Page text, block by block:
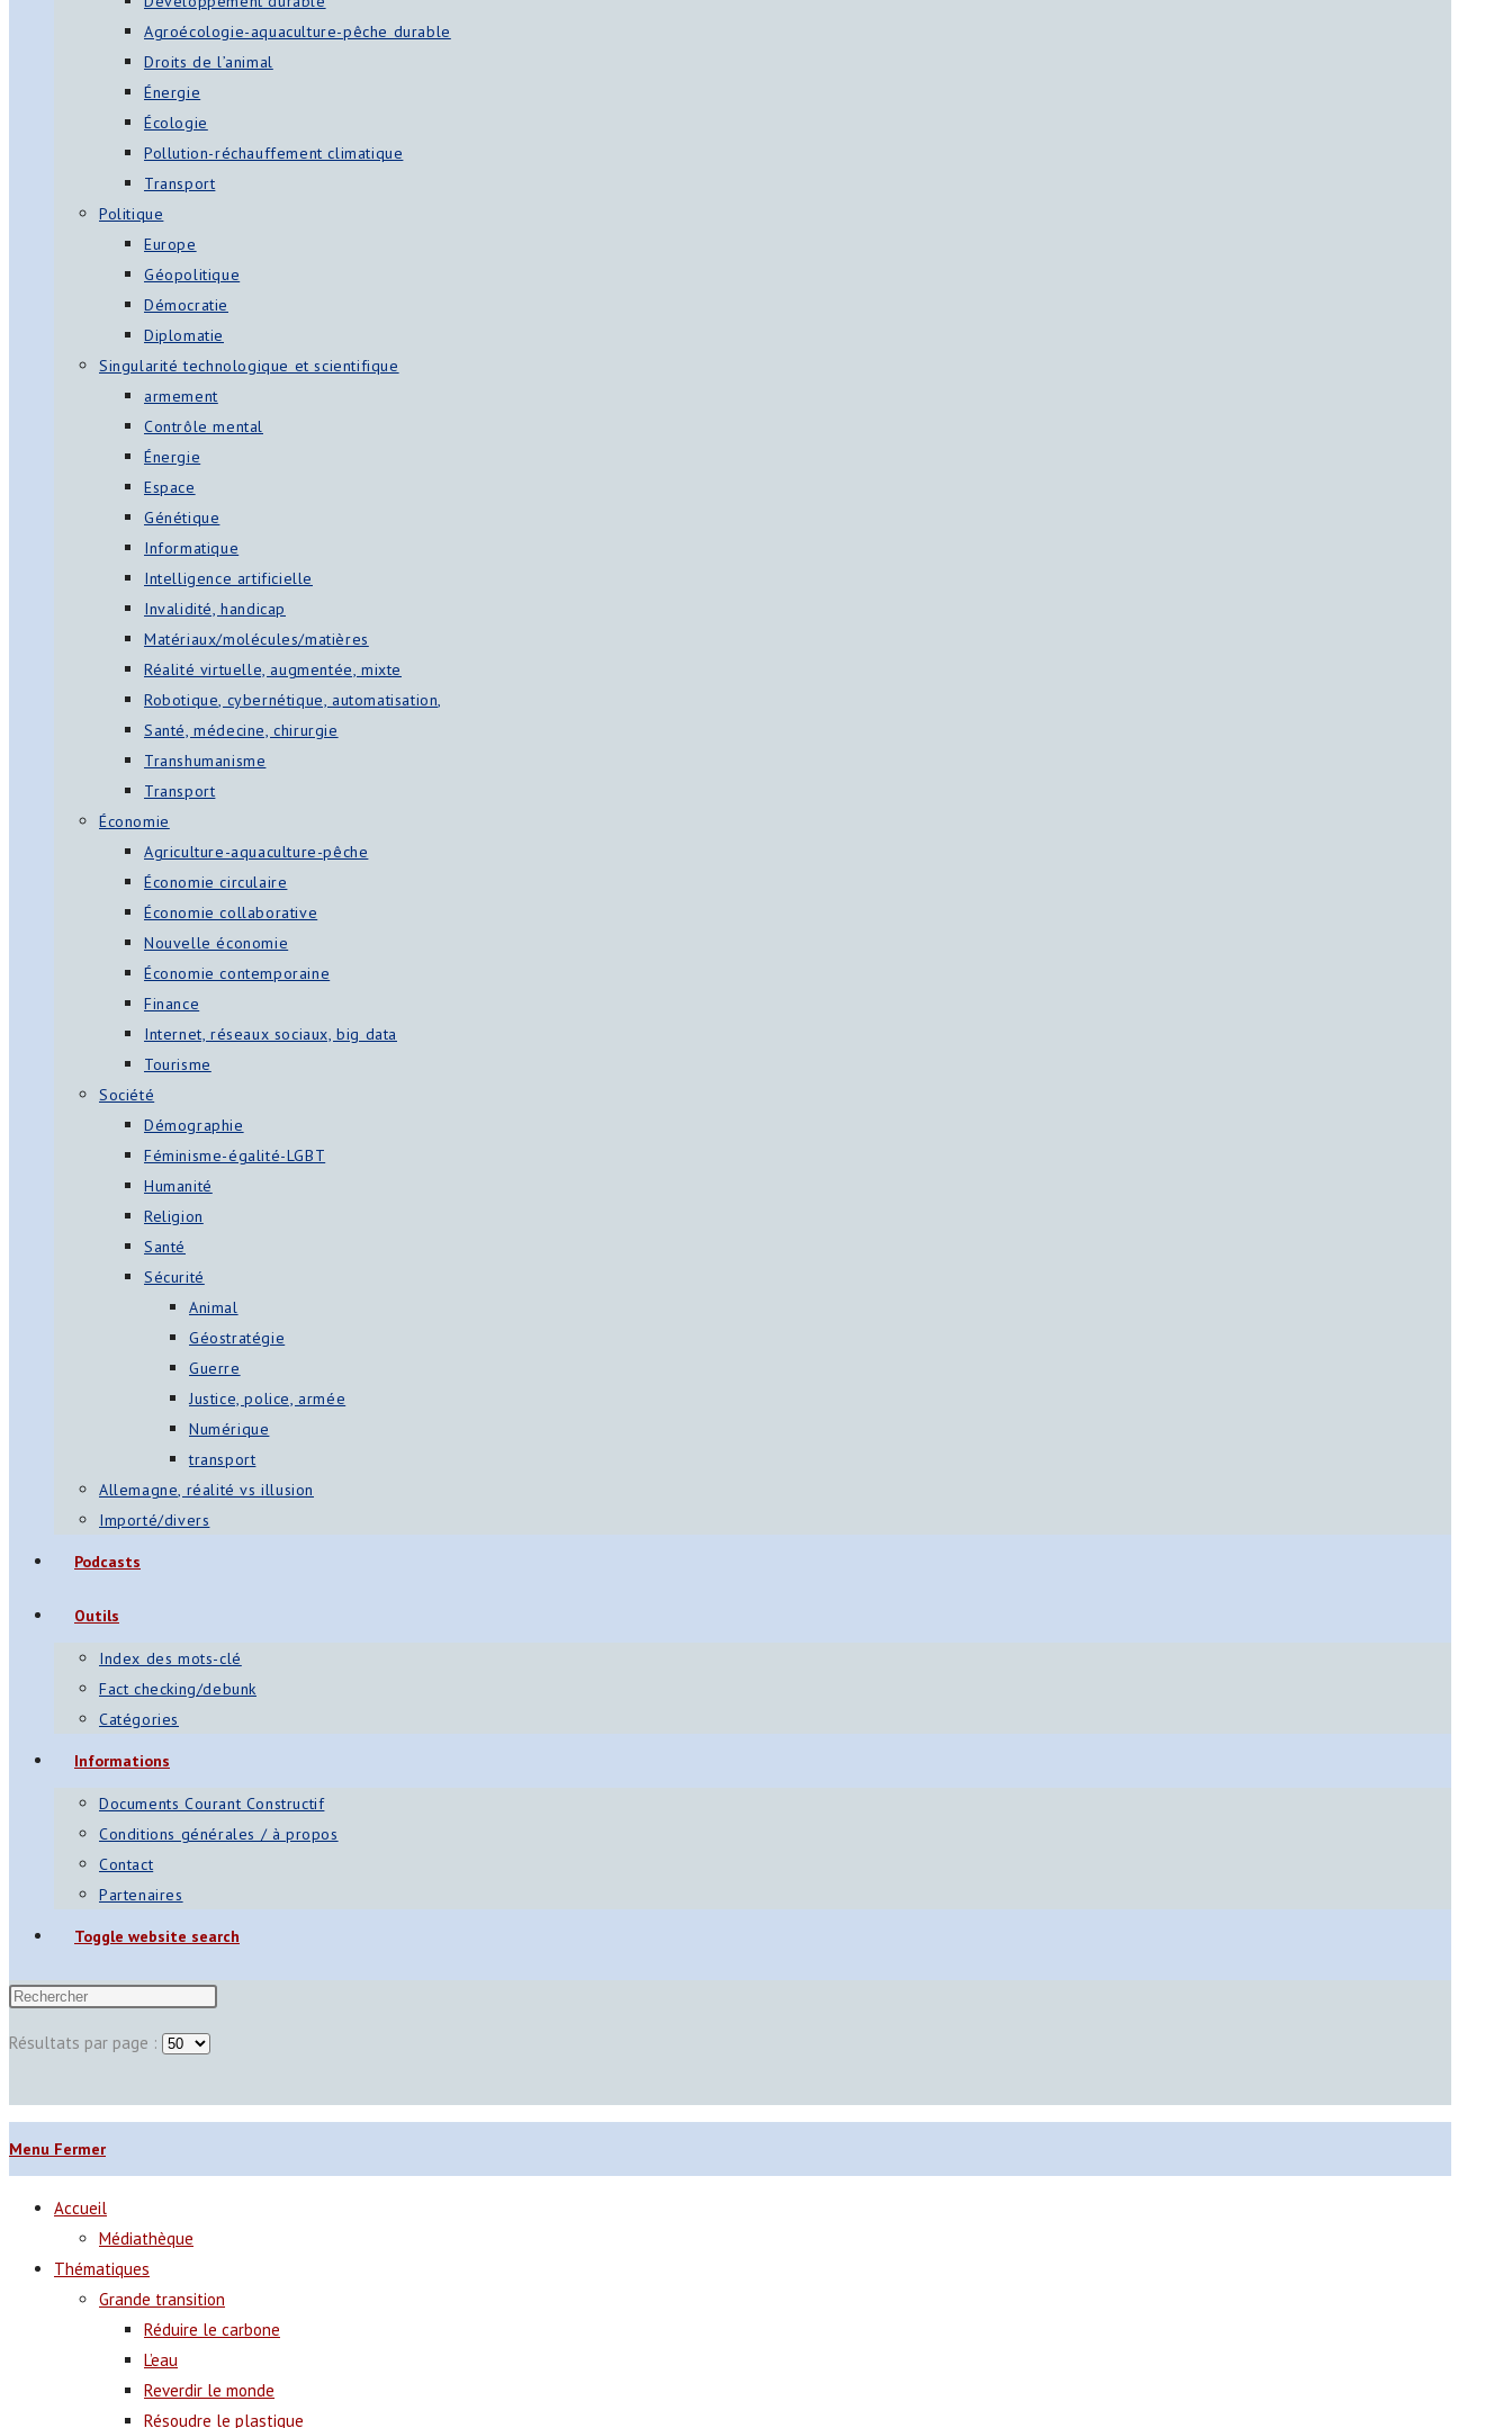
Agroécologie-aquaculture-pêche durable
Droits de l’animal
Énergie
Écologie
Pollution-réchauffement climatique
Transport
Politique
Europe
Géopolitique
Démocratie
Diplomatie
Singularité technologique et scientifique
armement
Contrôle mental
Énergie
Espace
Génétique
Informatique
Intelligence artificielle
Invalidité, handicap
Matériaux/molécules/matières
Réalité virtuelle, augmentée, mixte
Robotique, cybernétique, automatisation,
Santé, médecine, chirurgie
Transhumanisme
Transport
Économie
Agriculture-aquaculture-pêche
Économie circulaire
Économie collaborative
Nouvelle économie
Économie contemporaine
Finance
Internet, réseaux sociaux, big data
Tourisme
Société
Démographie
Féminisme-égalité-LGBT
Humanité
Religion
Santé
Sécurité
Animal
Géostratégie
Guerre
Justice, police, armée
Numérique
transport
Allemagne, réalité vs illusion
Importé/divers
Podcasts
Outils
Index des mots-clé
Fact checking/debunk
Catégories
Informations
Documents Courant Constructif
Conditions générales / à propos
Contact
Partenaires
Toggle website search
Résultats par page :
Menu Fermer
Accueil
Médiathèque
Thématiques
Grande transition
Réduire le carbone
L’eau
Reverdir le monde
Résoudre le plastique